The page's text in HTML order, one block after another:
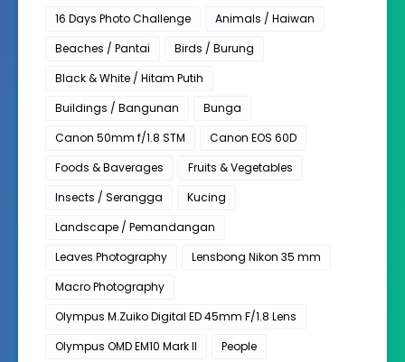
16 Days Photo Challenge
Animals / Haiwan
Beaches / Pantai
Birds / Burung
Black & White / Hitam Putih
Buildings / Bangunan
Bunga
Canon 50mm f/1.8 STM
Canon EOS 60D
Foods & Baverages
Fruits & Vegetables
Insects / Serangga
Kucing
Landscape / Pemandangan
Leaves Photography
Lensbong Nikon 35 mm
Macro Photography
Olympus M.Zuiko Digital ED 45mm F/1.8 Lens
Olympus OMD EM10 Mark II
People